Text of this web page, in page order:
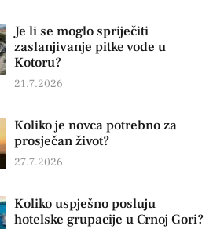
Je li se moglo spriječiti
zaslanjivanje pitke vode u
Kotoru?
21.7.2026
Koliko je novca potrebno za
prosječan život?
27.7.2026
Koliko uspješno posluju
hotelske grupacije u Crnoj Gori?